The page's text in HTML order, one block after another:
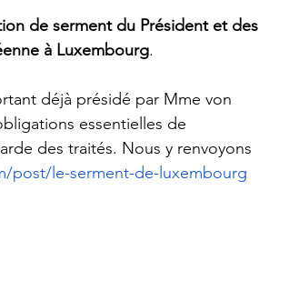
de serment du Président et des
à Luxembourg.
déjà présidé par Mme von
essentielles de
des traités. Nous y renvoyons
post/le-serment-de-luxembourg